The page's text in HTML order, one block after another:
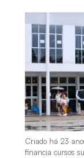
Criado há 23
financia cursos